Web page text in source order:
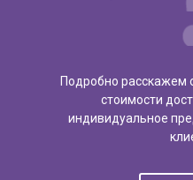
Подробно расскажем
стоимости
индивидуальное